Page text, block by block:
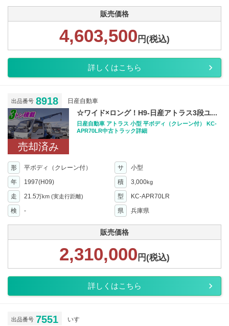
販売価格
4,603,500 円(税込)
詳しくはこちら
出品番号 8918 日産自動車
売却済み
☆ワイド×ロング！H9-日産アトラス3段ユ...
日産自動車 アトラス 小型 平ボディ（クレーン付） KC-
APR70LR中古トラック詳細
形 平ボディ（クレーン付） サ
小型
年
1997(H09) 積 3,000kg
走 21.5万km (実走行距離) 型
KC-APR70LR
検
- 県 兵庫県
販売価格
2,310,000 円(税込)
詳しくはこちら
出品番号 7551 いすゞ